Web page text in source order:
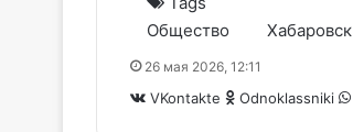
Общество
Хабаровск
26 мая 2026, 12:11
VKontakte Odnoklassniki